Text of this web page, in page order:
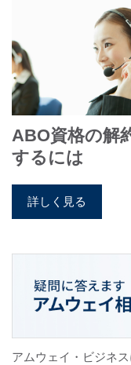
ABO資格の解
するには
詳しく見る
アムウェイ・ビジネ